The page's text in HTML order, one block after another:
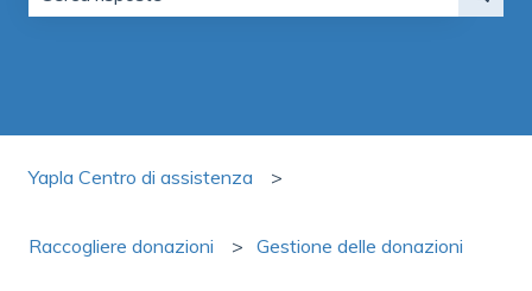
Yapla Centro di assistenza
Raccogliere donazioni Gestione delle donazioni